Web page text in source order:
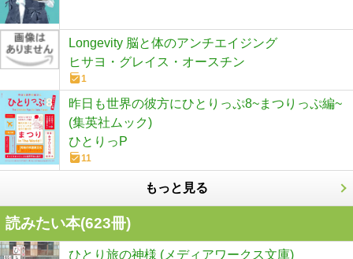
Longevity 脳と体のアンチエイジング
ヒサヨ・グレイス・オースチン
1
昨日も世界の彼方にひとりっぷ8~まつりっぷ編~
(集英社ムック)
ひとりっP
11
もっと見る
読みたい本(623冊)
ひとり旅の神様 (メディアワークス文庫)